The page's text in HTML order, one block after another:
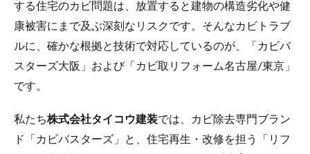
する住宅のカビ問題は、放置すると建物の構造劣化や健
康被害にまで及ぶ深刻なリスクです。そんなカビトラブ
ルに、確かな根拠と技術で対応しているのが、「カビバ
スターズ大阪」および「カビ取リフォーム名古屋/東京」
です。
私たち株式会社タイコウ建装では、カビ除去専門ブラン
ド「カビバスターズ」と、住宅再生・改修を担う「リフ